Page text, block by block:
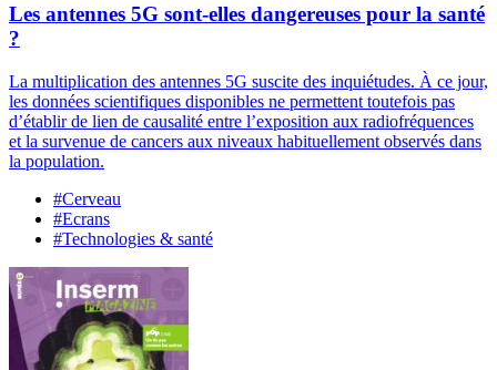
Les antennes 5G sont-elles dangereuses pour la santé
?
La multiplication des antennes 5G suscite des inquiétudes. À ce jour,
les données scientifiques disponibles ne permettent toutefois pas
d’établir de lien de causalité entre l’exposition aux radiofréquences
et la survenue de cancers aux niveaux habituellement observés dans
la population.
#Cerveau
#Ecrans
#Technologies & santé